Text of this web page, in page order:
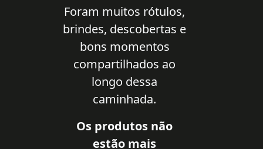
Foram muitos rótulos,
brindes, descobertas e
bons momentos
compartilhados ao
longo dessa
caminhada.
Os produtos não
estão mais